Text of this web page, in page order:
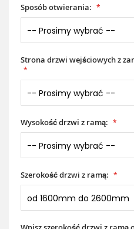
Sposób otwierania:
Strona drzwi wejściowych z
Wysokość drzwi z ramą:
Szerokość drzwi z ramą: